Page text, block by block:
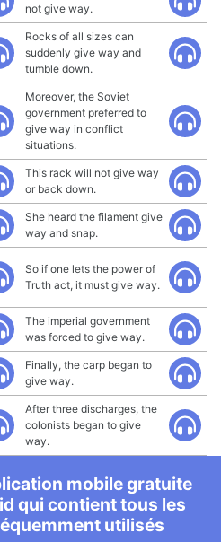
not give way.
Rocks of all sizes can
suddenly give way and
tumble down.
Moreover, the Soviet
government preferred to
give way in conflict
situations.
This rack will not give way
or back down.
She heard the filament give
way and snap.
So if one lets the power of
Truth act, it must give way.
The imperial government
was forced to give way.
Finally, the carp began to
give way.
After three discharges, the
colonists began to give
way.
mobile gratuite
qui contient tous les
utilisés